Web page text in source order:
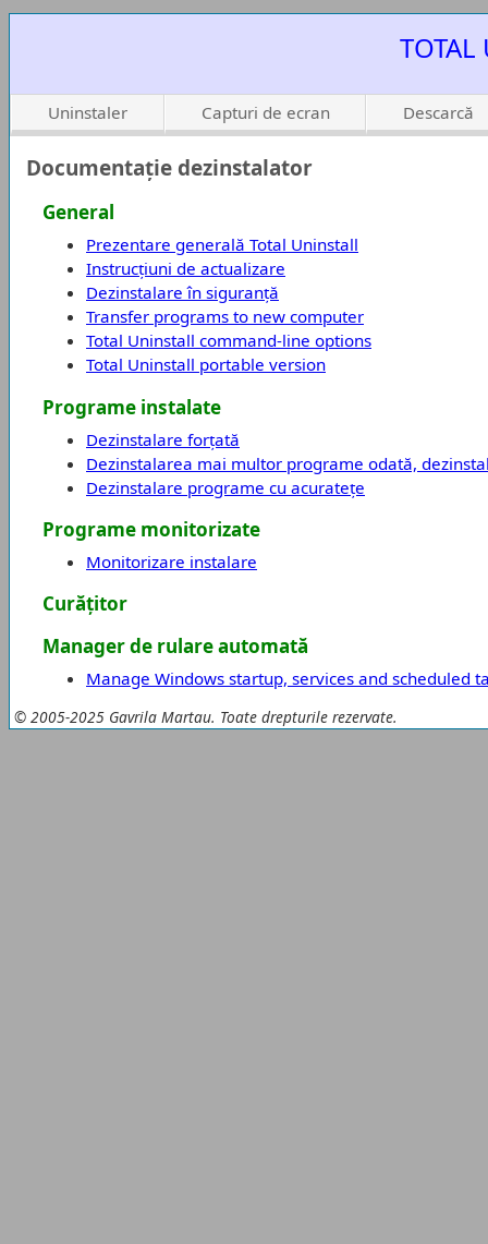
TOTAL
Uninstaler Capturi de ecran Descarcă
Documentație dezinstalator
General
Prezentare generală Total Uninstall
Instrucțiuni de actualizare
Dezinstalare în siguranță
Transfer programs to new computer
Total Uninstall command-line options
Total Uninstall portable version
Programe instalate
Dezinstalare forțată
Dezinstalarea mai multor programe odată,
Dezinstalare programe cu acuratețe
Programe monitorizate
Monitorizare instalare
Curățitor
Manager de rulare automată
Manage Windows startup, services and scheduled
© 2005-2025 Gavrila Martau. Toate drepturile rezervate.